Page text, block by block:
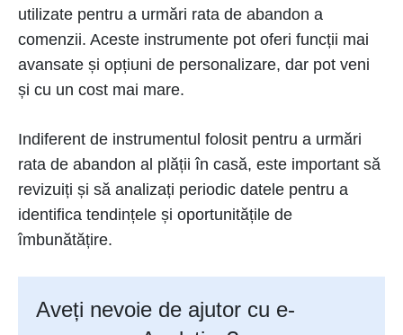
utilizate pentru a urmări rata de abandon a
comenzii. Aceste instrumente pot oferi funcții mai
avansate și opțiuni de personalizare, dar pot veni
și cu un cost mai mare.
Indiferent de instrumentul folosit pentru a urmări
rata de abandon al plății în casă, este important să
revizuiți și să analizați periodic datele pentru a
identifica tendințele și oportunitățile de
îmbunătățire.
Aveți nevoie de ajutor cu e-